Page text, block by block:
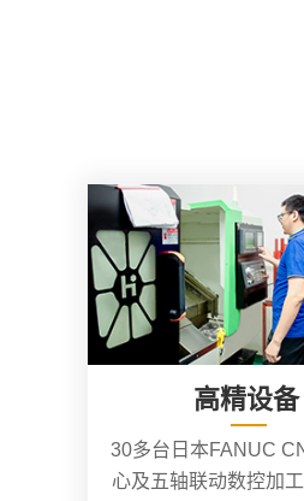
高精设备
30多台日本FANUC
心及五轴联动数控加工